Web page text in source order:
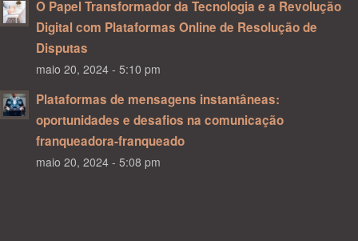
O Papel Transformador da Tecnologia e a Revolução
Digital com Plataformas Online de Resolução de
Disputas
maio 20, 2024 - 5:10 pm
Plataformas de mensagens instantâneas:
oportunidades e desafios na comunicação
franqueadora-franqueado
maio 20, 2024 - 5:08 pm